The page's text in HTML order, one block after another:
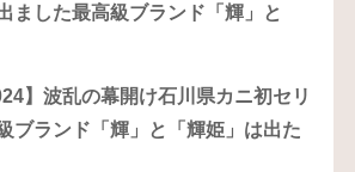
ました最高級ブランド「輝」と
】波乱の幕開け石川県カニ初セリ
ブランド「輝」と「輝姫」は出た